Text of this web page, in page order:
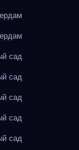
сад
сад
сад
сад
сад